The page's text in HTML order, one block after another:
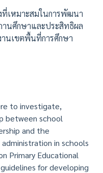
ที่เหมาะสมในการพัฒนา
านศึกษาและประสิทธิผล
านเขตพื้นที่การศึกษา
to investigate,
between school
and the
in schools
Primary Educational
for developing